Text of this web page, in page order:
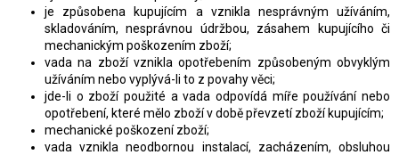
je způsobena kupujícím a vznikla nesprávným užíváním,
skladováním, nesprávnou údržbou, zásahem kupujícího či
mechanickým poškozením zboží;
vada na zboží vznikla opotřebením způsobeným obvyklým
užíváním nebo vyplývá-li to z povahy věci;
jde-li o zboží použité a vada odpovídá míře používání nebo
opotřebení, které mělo zboží v době převzetí zboží kupujícím;
mechanické poškození zboží;
vada vznikla neodbornou instalací, zacházením, obsluhou